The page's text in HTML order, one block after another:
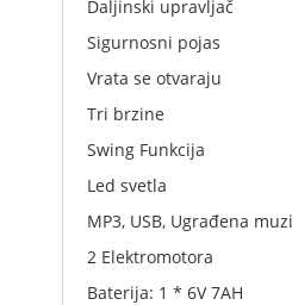
Daljinski upravljač
Sigurnosni pojas
Vrata se otvaraju
Tri brzine
Swing Funkcija
Led svetla
MP3, USB, Ugrađena
2 Elektromotora
Baterija: 1 * 6V 7AH